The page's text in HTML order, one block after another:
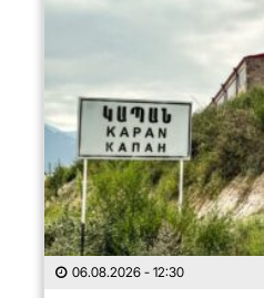
06.08.2026 - 12:30